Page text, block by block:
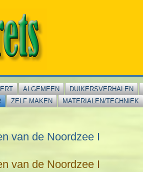
ALGEMEEN DUIKERSVERHALEN
ZELF MAKEN MATERIALEN/TECHNIEK
van de Noordzee I
van de Noordzee I